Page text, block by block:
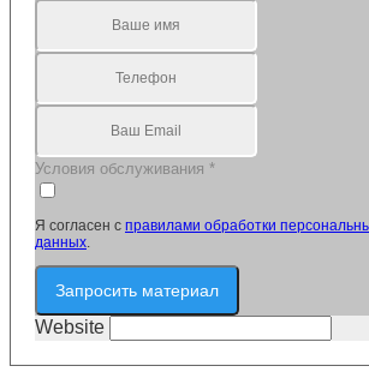
Условия обслуживания *
Я согласен с правилами обработки
данных.
Запросить материал
Website